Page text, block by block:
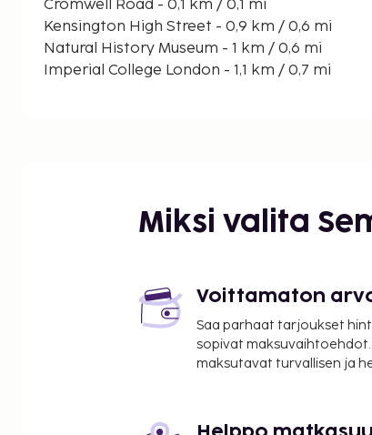
Cromwell Road - 0,1 km / 0,1 mi
Kensington High Street - 0,9 km / 0,6 mi
Natural History Museum - 1 km / 0,6 mi
Imperial College London - 1,1 km / 0,7 mi
River Thames - 2,2 km / 1,4 mi
Stamford Bridge Stadium - 2,4 km / 1,5 mi
Portobello Roadin markkinat - 2,5 km / 1,5 mi
Lähimmät lentokentät ovat:
Lontoo (LCY-London City) - 19,2 km / 11,9 mi
Lontoo (LTN-Luton) - 74,2 km / 46,1 mi
Miksi valita
Voittamaton
Saa parhaat tarjoukset
sopivat
maksutavat turvallisen ja